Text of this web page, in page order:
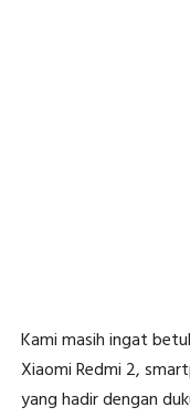
Kami masih ingat
Xiaomi Redmi 2,
yang hadir dengan